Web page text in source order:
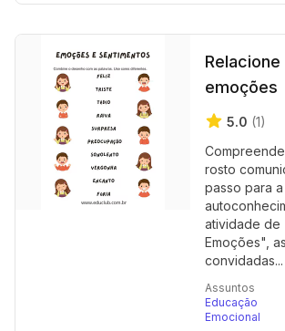
Relacione
emoções
5.0 (1)
rosto
passo para
atividade de
Emoções",
convidadas...
Assuntos
Educação
Emocional